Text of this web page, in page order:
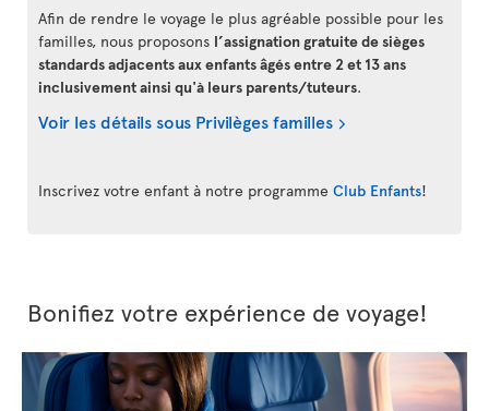
Afin de rendre le voyage le plus agréable possible pour les
familles, nous proposons l’assignation gratuite de sièges
standards adjacents aux enfants âgés entre 2 et 13 ans
inclusivement ainsi qu'à leurs parents/tuteurs.
Voir les détails sous Privilèges familles
Inscrivez votre enfant à notre programme Club Enfants!
Bonifiez votre expérience de voyage!